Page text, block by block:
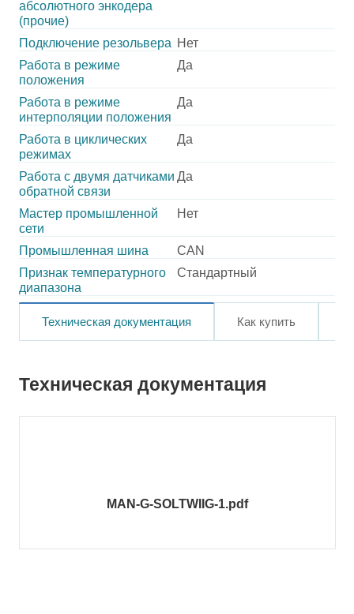
абсолютного энкодера
(прочие)
Подключение резольвера Нет
Работа в режиме
положения
Да
Работа в режиме
интерполяции положения
Да
Работа в циклических
режимах
Да
Работа с двумя датчиками
обратной связи
Да
Мастер промышленной
сети
Нет
Промышленная шина
CAN
Признак температурного
диапазона
Стандартный
Техническая документация Как купить
Техническая документация
MAN-G-SOLTWIIG-1.pdf